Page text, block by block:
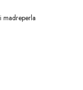
madreperla